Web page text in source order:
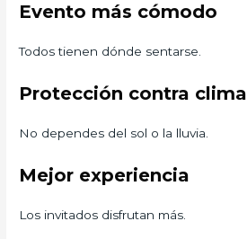
Evento más cómodo
Todos tienen dónde sentarse.
Protección contra clima
No dependes del sol o la lluvia.
Mejor experiencia
Los invitados disfrutan más.